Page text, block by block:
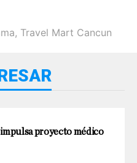
, Travel Mart Cancun
impulsa proyecto médico